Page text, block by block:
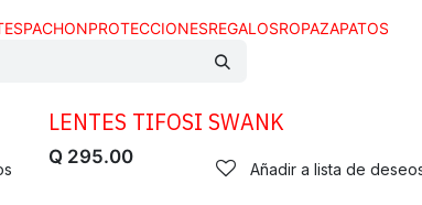
PACHONPROTECCIONESREGALOSROPAZAPATOS
LENTES TIFOSI SWANK
Q 295.00
Añadir a lista de